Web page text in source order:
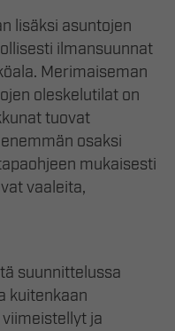
lisäksi asuntojen
ilmansuunnat
Merimaiseman
oleskelutilat on
tuovat
osaksi
mukaisesti
vaaleita,
suunnittelussa
kuitenkaan
ja